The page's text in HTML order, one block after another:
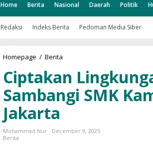
Home Berita Nasional Daerah Politik
Redaksi Indeks Berita Pedoman Media Siber
Homepage / Berita
k
a
n
Ciptakan
Sambangi SMK
Jakarta
Mohammad Nur
December 9, 2025
Berita